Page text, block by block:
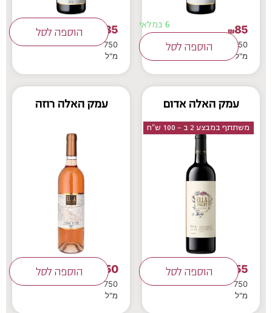
₪85
750
מ"ל
6 במלאי
הוספה לסל
85
750
מ"ל
הוספה לסל
עמק האלה אדום
משתתף במבצע 2 ב - 100 ש"ח
55
750
מ"ל
הוספה לסל
עמק האלה רוזה
50
750
מ"ל
הוספה לסל